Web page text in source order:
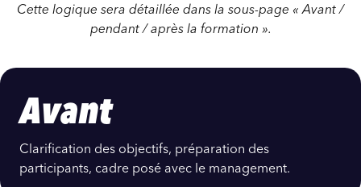
Cette logique sera détaillée dans la sous-page « Avant /
pendant / après la formation ».
Avant
Clarification des objectifs, préparation des
participants, cadre posé avec le management.